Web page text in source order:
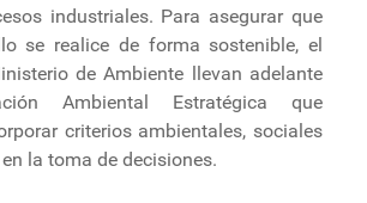
industriales. Para asegurar que
se realice de forma sostenible, el
de Ambiente llevan adelante
Ambiental Estratégica que
criterios ambientales, sociales
la toma de decisiones.